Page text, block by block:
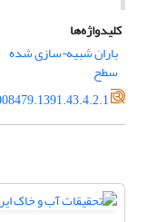
کلیدواژه‌ها
باران شبیه¬سازی شده
سطح